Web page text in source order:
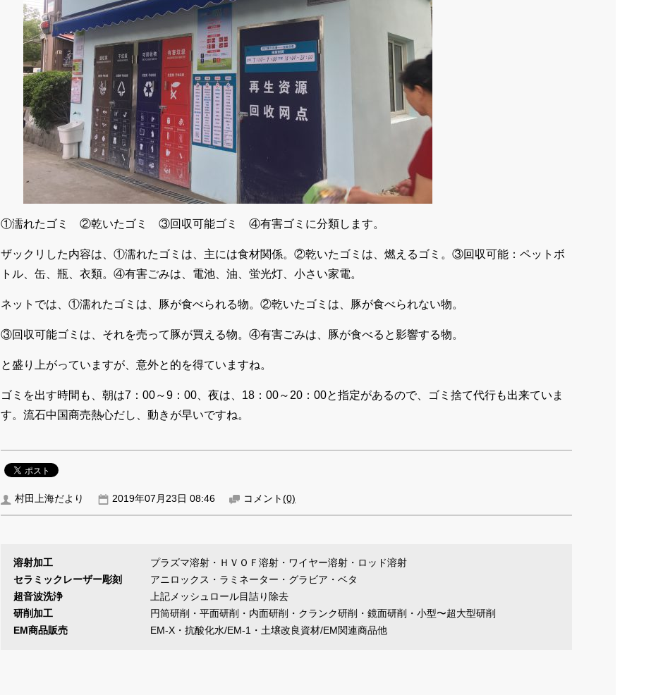
①濡れたゴミ ②乾いたゴミ ③回収可能ゴミ ④有害ゴミに分類します。
ザックリした内容は、①濡れたゴミは、主には食材関係。②乾いたゴミは、燃えるゴミ。③回収可能：ペットボ
トル、缶、瓶、衣類。④有害ごみは、電池、油、蛍光灯、小さい家電。
ネットでは、①濡れたゴミは、豚が食べられる物。②乾いたゴミは、豚が食べられない物。
③回収可能ゴミは、それを売って豚が買える物。④有害ごみは、豚が食べると影響する物。
と盛り上がっていますが、意外と的を得ていますね。
ゴミを出す時間も、朝は7：00～9：00、夜は、18：00～20：00と指定があるので、ゴミ捨て代行も出来ていま
す。流石中国商売熱心だし、動きが早いですね。
村田上海だより 2019年07月23日 08:46 コメント(0)
溶射加工
プラズマ溶射・ＨＶＯＦ溶射・ワイヤー溶射・ロッド溶射
セラミックレーザー彫刻
アニロックス・ラミネーター・グラビア・ベタ
超音波洗浄
上記メッシュロール目詰り除去
研削加工
円筒研削・平面研削・内面研削・クランク研削・鏡面研削・小型〜超大型研削
EM商品販売
EM-X・抗酸化水/EM-1・土壌改良資材/EM関連商品他